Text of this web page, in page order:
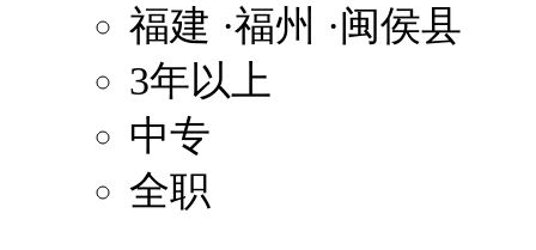
福建 ·福州 ·闽侯县
3年以上
中专
全职